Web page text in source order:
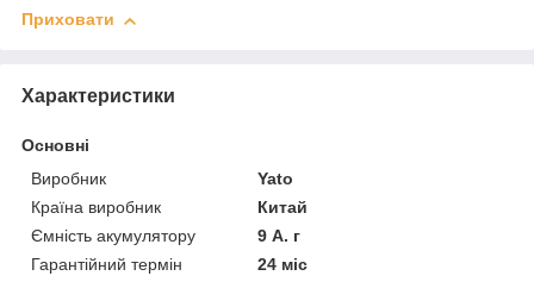
Приховати
Характеристики
Основні
Виробник
Yato
Країна виробник
Китай
Ємність акумулятору
9 А. г
Гарантійний термін
24 міс